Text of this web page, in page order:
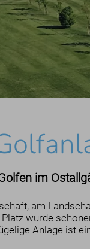
im
am
wurde
Anlage ist